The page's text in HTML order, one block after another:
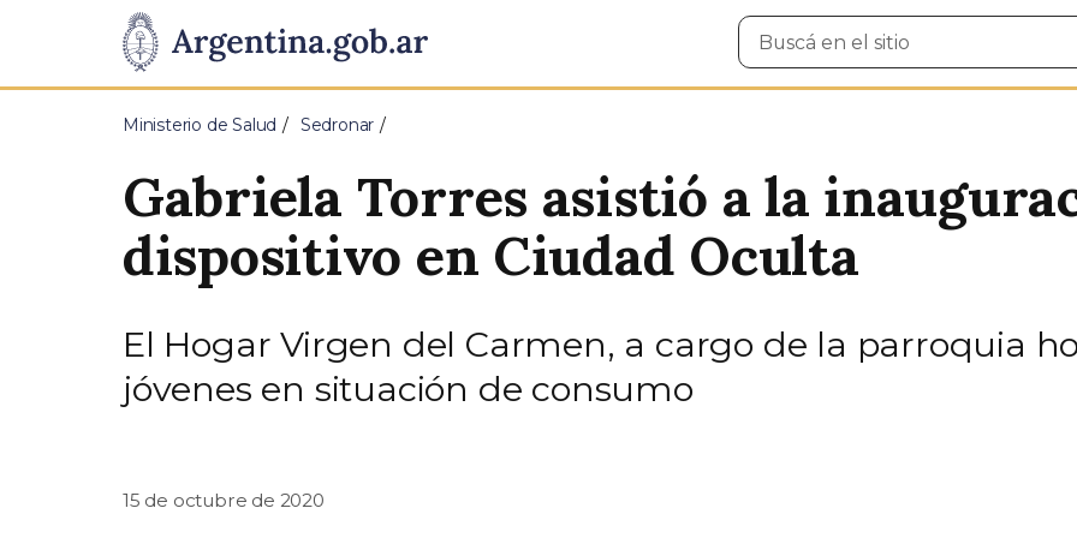
Presidencia
de
Pasar al contenido principal
Buscar
en
Ministerio de Salud Sedronar
Gabriela Torres asistió a la
dispositivo en Ciudad Oculta
El Hogar Virgen del Carmen, a cargo de la parroquia
jóvenes en situación de consumo
15 de octubre de 2020